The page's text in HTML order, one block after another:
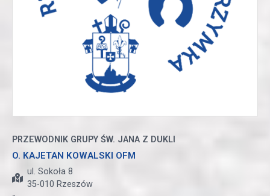
PRZEWODNIK GRUPY ŚW. JANA Z DUKLI
O. KAJETAN KOWALSKI OFM
ul. Sokoła 8
35-010 Rzeszów